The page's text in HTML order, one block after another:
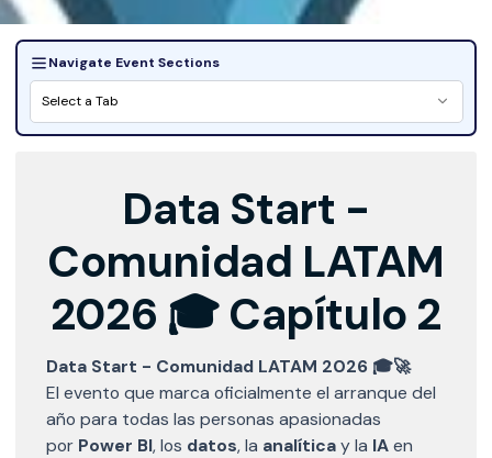
Navigate Event Sections
Select a Tab
Data Start -
Comunidad LATAM
2026 🎓 Capítulo 2
Data Start - Comunidad LATAM 2026 🎓🚀
El evento que marca oficialmente el arranque del
año para todas las personas apasionadas
por Power BI, los datos, la analíticay la IAen